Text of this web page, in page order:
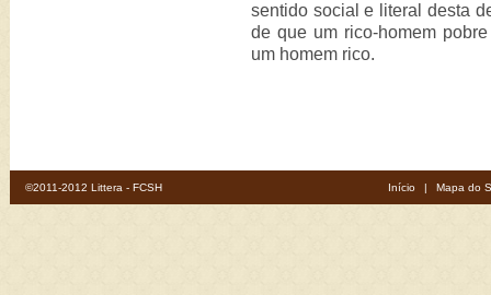
sentido social e literal desta
de que um rico-homem
um homem rico.
©2011-2012 Littera - FCSH Início | Mapa do